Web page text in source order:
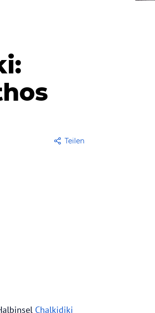
Teilen
Chalkidiki